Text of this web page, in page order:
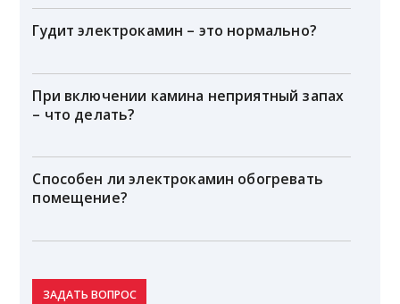
Гудит электрокамин – это нормально?
При включении камина неприятный запах
– что делать?
Способен ли электрокамин обогревать
помещение?
ЗАДАТЬ ВОПРОС